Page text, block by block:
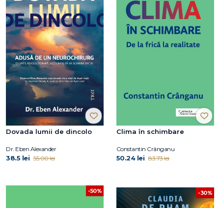
Dovada lumii de dincolo
Dr. Eben Alexander
38.5 lei 55.00 lei
Clima în schimbare
Constantin Crânganu
50.24 lei 83.73 lei
-50% -30%